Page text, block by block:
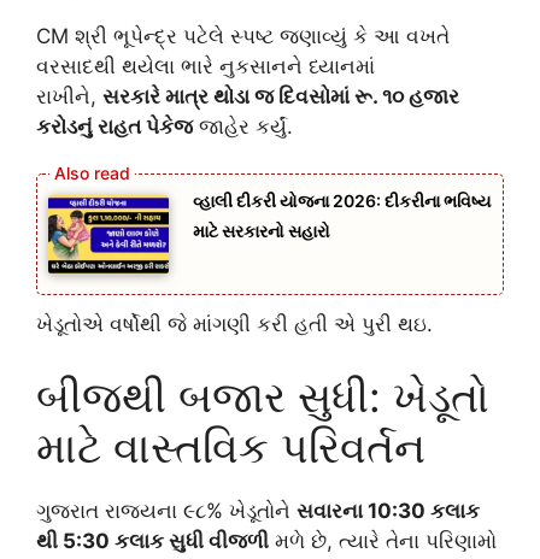
CM શ્રી ભૂપેન્દ્ર પટેલે સ્પષ્ટ જણાવ્યું કે આ વખતે
વરસાદથી થયેલા ભારે નુકસાનને ધ્યાનમાં
રાખીને, સરકારે માત્ર થોડા જ દિવસોમાં રૂ. ૧૦ હજાર
કરોડનું રાહત પેકેજજાહેર કર્યું.
વ્હાલી દીકરી યોજના 2026: દીકરીના ભવિષ્ય
માટે સરકારનો સહારો
ખેડૂતોએ વર્ષોથી જે માંગણી કરી હતી એ પુરી થઇ.
બીજથી બજાર સુધી: ખેડૂતો
માટે વાસ્તવિક પરિવર્તન
ગુજરાત રાજ્યના ૯૮% ખેડૂતોને સવારના 10:30 કલાક
થી 5:30 કલાક સુધી વીજળી મળે છે, ત્યારે તેના પરિણામો